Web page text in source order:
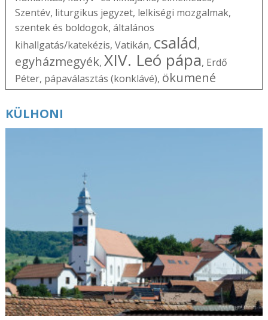
Szentév, liturgikus jegyzet, lelkiségi mozgalmak,
szentek és boldogok, általános
kihallgatás/katekézis, Vatikán, család,
egyházmegyék, XIV. Leó pápa, Erdő
Péter, pápaválasztás (konklávé), ökumené
KÜLHONI